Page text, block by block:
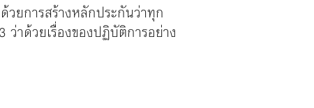
ยการสร้างหลักประกันว่าทุก
าด้วยเรื่องของปฏิบัติการอย่าง